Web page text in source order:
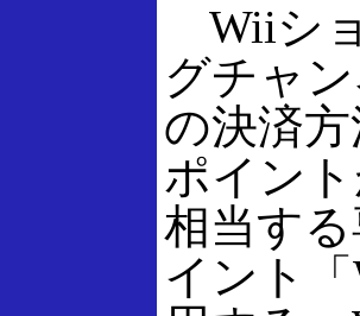
Wiiシ
グチャ
の決済
ポイン
相当す
イント